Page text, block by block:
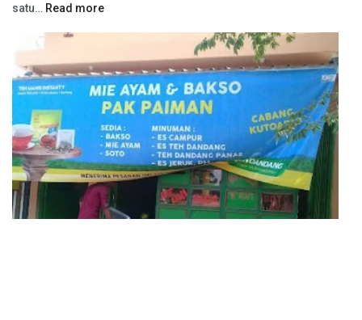
satu… Read more